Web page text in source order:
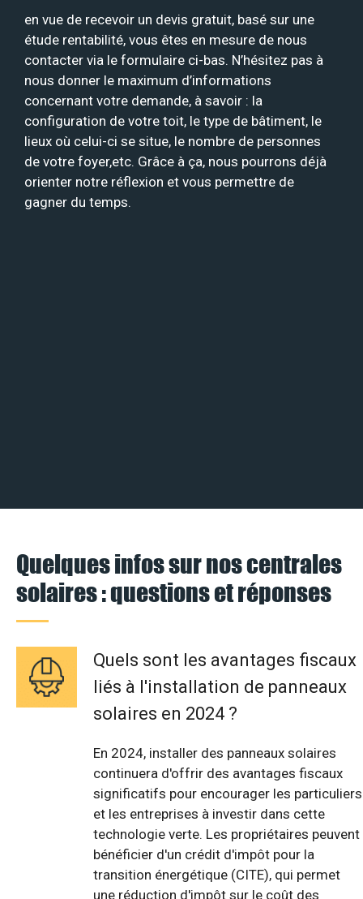
en vue de recevoir un devis gratuit, basé sur une
étude rentabilité, vous êtes en mesure de nous
contacter via le formulaire ci-bas. N’hésitez pas à
nous donner le maximum d’informations
concernant votre demande, à savoir : la
configuration de votre toit, le type de bâtiment, le
lieux où celui-ci se situe, le nombre de personnes
de votre foyer,etc. Grâce à ça, nous pourrons déjà
orienter notre réflexion et vous permettre de
gagner du temps.
Quelques infos sur nos centrales
solaires : questions et réponses
Quels sont les avantages fiscaux
liés à l'installation de panneaux
solaires en 2024 ?
En 2024, installer des panneaux solaires
continuera d'offrir des avantages fiscaux
significatifs pour encourager les particuliers
et les entreprises à investir dans cette
technologie verte. Les propriétaires peuvent
bénéficier d'un crédit d'impôt pour la
transition énergétique (CITE), qui permet
une réduction d'impôt sur le coût des